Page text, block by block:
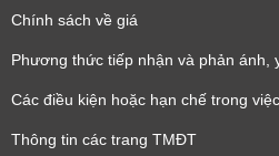
Chính sách về giá
Phương thức tiếp nhận và phản ánh,
Các điều kiện hoặc hạn chế trong
Thông tin các trang TMĐT